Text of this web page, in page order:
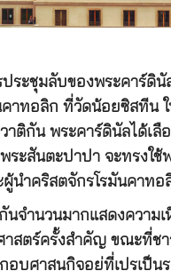
ะชุมลับของพระคาร์ดินั
าทอลิก ที่วัดน้อยซิสทีน
ติกัน พระคาร์ดินัลได้เลื
สันตะปาปา จะทรงใช้พ
นำคริสตจักรโรมันคาท
จำนวนมากแสดงความ
าสตร์ครั้งสำคัญ ขณะที่ช
อบศาสนกิจอยู่ที่เปรูเป็น